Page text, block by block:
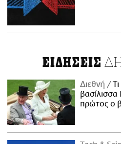
ΕΙΔΗΣΕΙΣ
Διεθνή
Τι
βασίλισσα
πρώτος ο